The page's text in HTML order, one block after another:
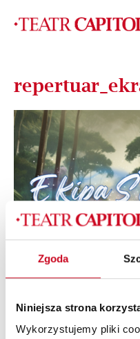
Zgoda
Niniejsza strona
Wykorzystujemy pliki